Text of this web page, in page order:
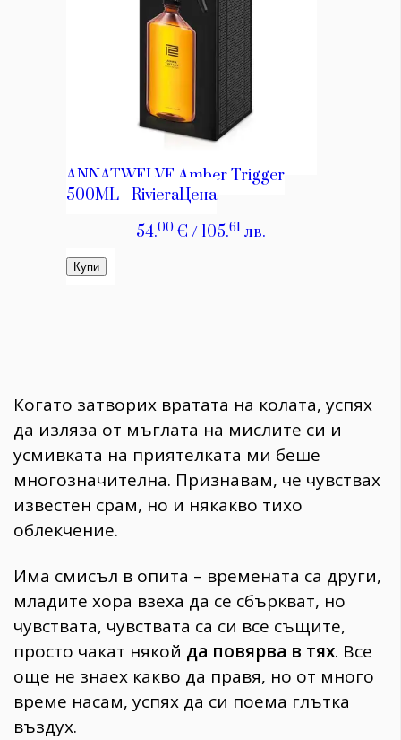
Когато затворих вратата на колата, успях
да изляза от мъглата на мислите си и
усмивката на приятелката ми беше
многозначителна. Признавам, че чувствах
известен срам, но и някакво тихо
облекчение.
Има смисъл в опита – времената са други,
младите хора взеха да се сбъркват, но
чувствата, чувствата са си все същите,
просто чакат някой да повярва в тях. Все
още не знаех какво да правя, но от много
време насам, успях да си поема глътка
въздух.